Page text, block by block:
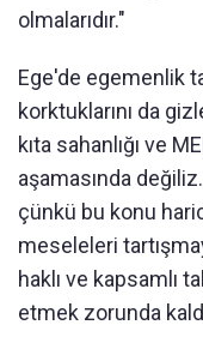
olmalarıdır."
Ege'de egemenlik
korktuklarını da
kıta sahanlığı ve
aşamasında
çünkü bu konu
meseleleri
haklı ve kapsamlı
etmek zorunda